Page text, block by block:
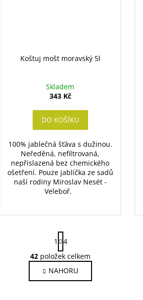
Koštuj mošt moravský 5l
Skladem
343 Kč
DO KOŠÍKU
100% jablečná šťáva s dužinou.
Neředěná, nefiltrovaná,
nepřislazená bez chemického
ošetření. Pouze jablíčka ze sadů
naší rodiny Miroslav Nesét -
Veleboř.
O
v
l
S
t
r
á
n
k
1
4
42 položek celkem
NAHORU